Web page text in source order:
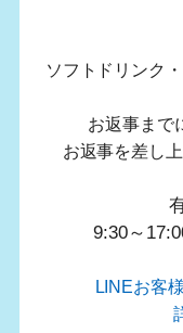
ソフトドリンク
お返事まで
お返事を差し
9:30～
LINEお客